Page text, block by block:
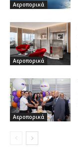
Αεροπορικά
Αεροπορικά
Αεροπορικά